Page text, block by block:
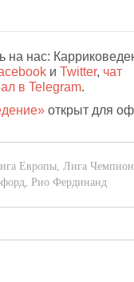
на нас:
и Twitter, чат
в Telegram.
открыт для
Европы, Лига
, Рио Фердинанд